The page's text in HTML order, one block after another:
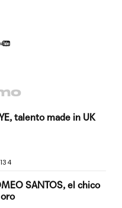
talento made in UK
134
SANTOS, el chico